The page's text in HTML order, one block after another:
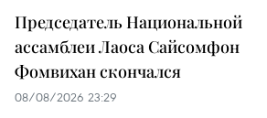
Председатель Национальной
ассамблеи Лаоса Сайсомфон
Фомвихан скончался
08/08/2026 23:29